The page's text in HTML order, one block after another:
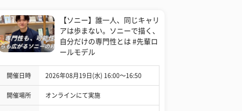
【ソニー】誰一人、同じキャリ
アは歩まない。ソニーで描く、
自分だけの専門性とは #先輩ロ
ールモデル
開催日時 2026年08月19日(水) 16:00〜16:50
開催場所 オンラインにて実施